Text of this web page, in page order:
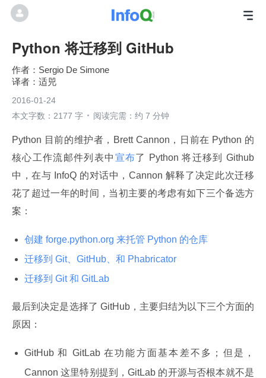
Python 将迁移到 GitHub
Sergio De Simone
适兕
2016-01-24
本文字数：2177 字
阅读完需：约 7 分钟
Python 目前的维护者，Brett Cannon，日前在 Python 的
核心工作流邮件列表中 宣布了 Python 将迁移到 Github
中，在与 InfoQ 的对话中，Cannon 解释了决定此次迁移
花了超过一年的时间，当初主要的考虑有如下三个备选方
案：
创建 forge.python.org 来托管 Python 的仓库
迁移到 Git、GitHub、和 Phabricator
迁移到 Git 和 GitLab
最后到决定是选择了 GitHub，主要归结为以下三个方面的
原因：
GitHub 和 GitLab 在功能方面基本差不多；但是，
Cannon 这里特别提到，GitLab 的开源与否根本就不是